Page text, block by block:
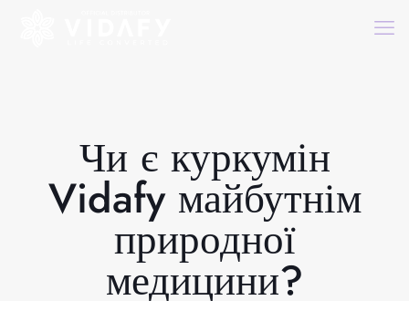
Чи є куркумін
Vidafy майбутнім
природної
медицини?